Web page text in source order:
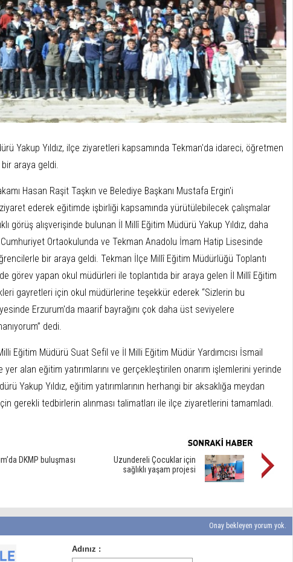
Yakup Yıldız, ilçe ziyaretleri kapsamında Tekman'da idareci, öğretmen
araya geldi.
Hasan Raşit Taşkın ve Belediye Başkanı Mustafa Ergin'i
ederek eğitimde işbirliği kapsamında yürütülebilecek çalışmalar
görüş alışverişinde bulunan İl Millî Eğitim Müdürü Yakup Yıldız, daha
Ortaokulunda ve Tekman Anadolu İmam Hatip Lisesinde
bir araya geldi. Tekman İlçe Millî Eğitim Müdürlüğü Toplantı
görev yapan okul müdürleri ile toplantıda bir araya gelen İl Millî Eğitim
gayretleri için okul müdürlerine teşekkür ederek “Sizlerin bu
Erzurum'da maarif bayrağını çok daha üst seviyelere
dedi.
Eğitim Müdürü Suat Sefil ve İl Milli Eğitim Müdür Yardımcısı İsmail
yer alan eğitim yatırımlarını ve gerçekleştirilen onarım işlemlerini yerinde
Yakup Yıldız, eğitim yatırımlarının herhangi bir aksaklığa meydan
gerekli tedbirlerin alınması talimatları ile ilçe ziyaretlerini tamamladı.
DKMP buluşması
Uzundereli Çocuklar için
sağlıklı yaşam projesi
Onay bekleyen yorum yok.